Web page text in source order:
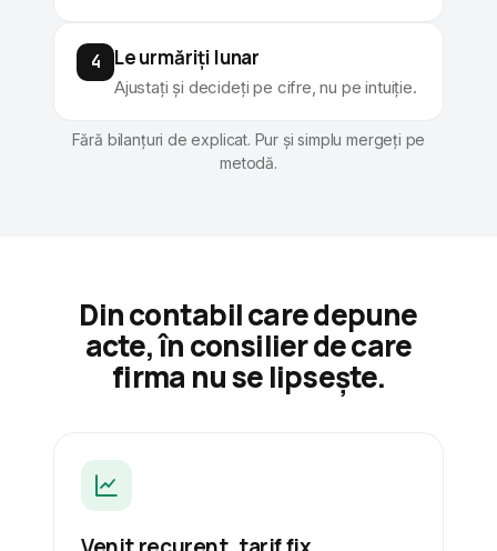
4 Le urmăriți lunar
Ajustați și decideți pe cifre, nu pe intuiție.
Fără bilanțuri de explicat. Pur și simplu mergeți pe
metodă.
Din contabil care depune
acte, în consilier de care
firma nu se lipsește.